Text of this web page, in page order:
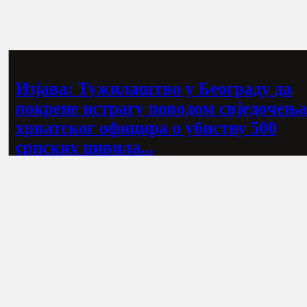
Изјава: Тужилаштво у Београду да
покрене истрагу поводом свједочења
хрватског официра о убиству 500
српских цивила...